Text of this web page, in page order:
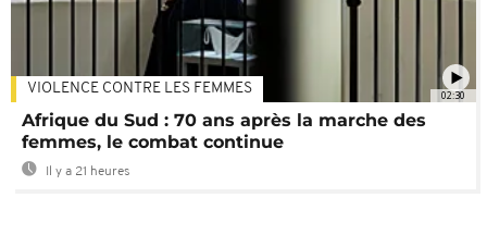
02:30
VIOLENCE CONTRE LES FEMMES
Afrique du Sud : 70 ans après la marche des
femmes, le combat continue
Il y a 21 heures